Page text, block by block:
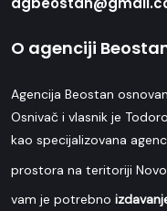
O agenciji
Agencija Beostan
Osnivač i vlasnik je
kao specijalizovana
prostora na teritoriji
vam je potrebno